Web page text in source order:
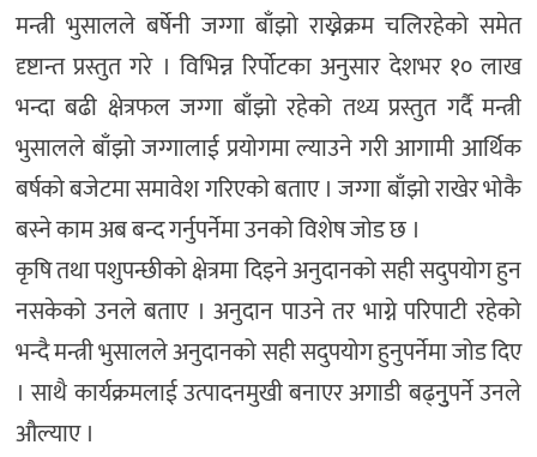
मन्त्री भुसालले बर्षेनी जग्गा बाँझो राख्नेक्रम चलिरहेको समेत
दृष्टान्त प्रस्तुत गरे । विभिन्न रिर्पोटका अनुसार देशभर १० लाख
भन्दा बढी क्षेत्रफल जग्गा बाँझो रहेको तथ्य प्रस्तुत गर्दै मन्त्री
भुसालले बाँझो जग्गालाई प्रयोगमा ल्याउने गरी आगामी आर्थिक
बर्षको बजेटमा समावेश गरिएको बताए । जग्गा बाँझो राखेर भोकै
बस्ने काम अब बन्द गर्नुपर्नेमा उनको विशेष जोड छ ।
कृषि तथा पशुपन्छीको क्षेत्रमा दिइने अनुदानको सही सदुपयोग हुन
नसकेको उनले बताए । अनुदान पाउने तर भाग्ने परिपाटी रहेको
भन्दै मन्त्री भुसालले अनुदानको सही सदुपयोग हुनुपर्नेमा जोड दिए
। साथै कार्यक्रमलाई उत्पादनमुखी बनाएर अगाडी बढ्नुुपर्ने उनले
औल्याए ।